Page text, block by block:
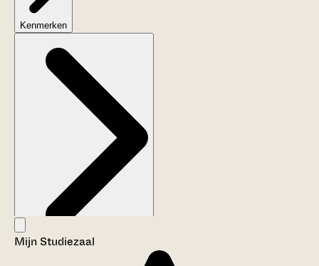
Kenmerken
Aanwijzingen voor de gebruiker
Mijn Studiezaal